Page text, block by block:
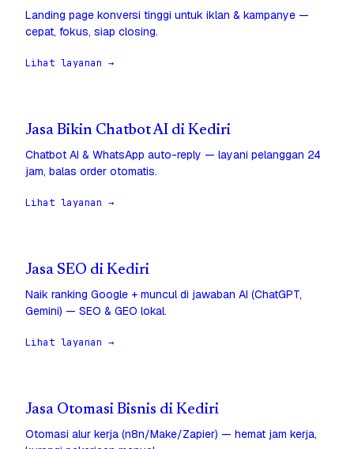
Landing page konversi tinggi untuk iklan & kampanye —
cepat, fokus, siap closing.
Lihat layanan →
Jasa Bikin Chatbot AI di Kediri
Chatbot AI & WhatsApp auto-reply — layani pelanggan 24
jam, balas order otomatis.
Lihat layanan →
Jasa SEO di Kediri
Naik ranking Google + muncul di jawaban AI (ChatGPT,
Gemini) — SEO & GEO lokal.
Lihat layanan →
Jasa Otomasi Bisnis di Kediri
Otomasi alur kerja (n8n/Make/Zapier) — hemat jam kerja,